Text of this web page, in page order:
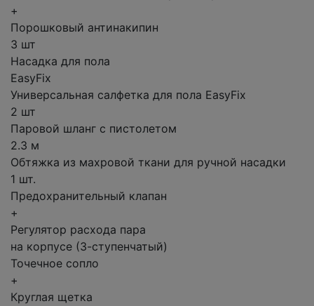
+
Порошковый антинакипин
3 шт
Насадка для пола
EasyFix
Универсальная салфетка для пола EasyFix
2 шт
Паровой шланг с пистолетом
2.3 м
Обтяжка из махровой ткани для ручной насадки
1 шт.
Предохранительный клапан
+
Регулятор расхода пара
на корпусе (3-ступенчатый)
Точечное сопло
+
Круглая щетка